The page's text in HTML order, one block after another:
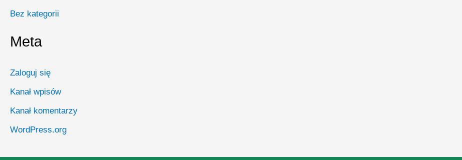
Bez kategorii
Meta
Zaloguj się
Kanał wpisów
Kanał komentarzy
WordPress.org